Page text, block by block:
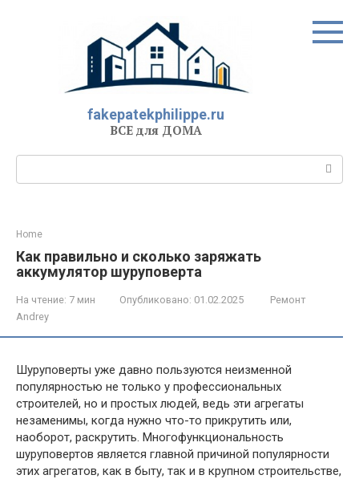
fakepatekphilippe.ru
ВСЕ для ДОМА
Home
Как правильно и сколько заряжать
аккумулятор шуруповерта
На чтение: 7 мин Опубликовано: 01.02.2025
Ремонт
Andrey
Шуруповерты уже давно пользуются неизменной
популярностью не только у профессиональных
строителей, но и простых людей, ведь эти агрегаты
незаменимы, когда нужно что-то прикрутить или,
наоборот, раскрутить. Многофункциональность
шуруповертов является главной причиной популярности
этих агрегатов, как в быту, так и в крупном строительстве,